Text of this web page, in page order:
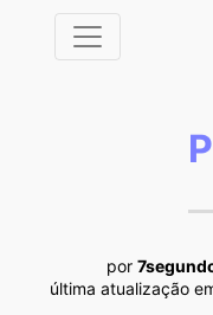
por
última atualização